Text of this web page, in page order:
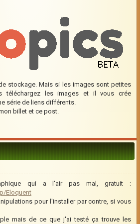
stockage. Mais si les images sont petites
téléchargez les images et il vous crée
série de liens différents.
billet et ce post.
qui a l'air pas mal, gratuit :
Eloquent
pour l'installer par contre, si vous
mais de ce que j'ai testé ça trouve les